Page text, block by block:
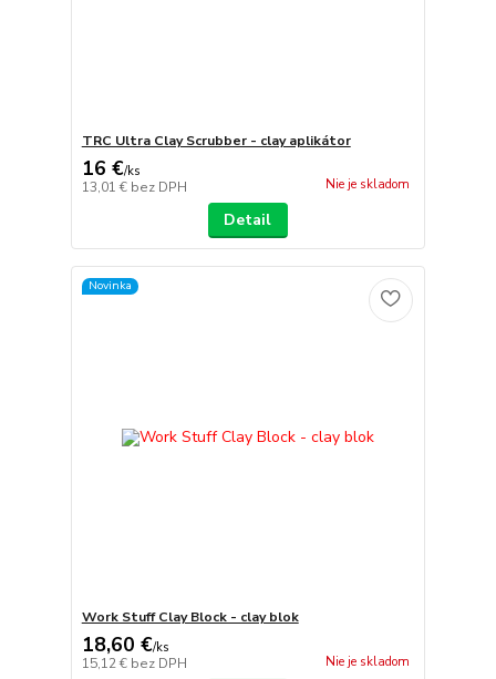
TRC Ultra Clay Scrubber - clay aplikátor
16 €/ks
13,01 € bez DPH Nie je skladom
Detail
Novinka
Work Stuff Clay Block - clay blok
18,60 €/ks
15,12 € bez DPH Nie je skladom